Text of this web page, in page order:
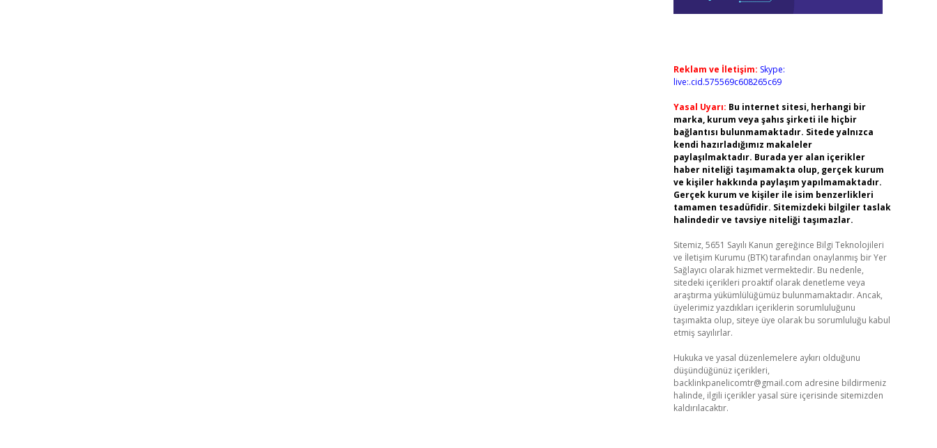
Reklam ve İletişim: Skype:
live:.cid.575569c608265c69
Yasal Uyarı: Bu internet sitesi, herhangi bir
marka, kurum veya şahıs şirketi ile hiçbir
bağlantısı bulunmamaktadır. Sitede yalnızca
kendi hazırladığımız makaleler
paylaşılmaktadır. Burada yer alan içerikler
haber niteliği taşımamakta olup, gerçek kurum
ve kişiler hakkında paylaşım yapılmamaktadır.
Gerçek kurum ve kişiler ile isim benzerlikleri
tamamen tesadüfidir. Sitemizdeki bilgiler taslak
halindedir ve tavsiye niteliği taşımazlar.
Sitemiz, 5651 Sayılı Kanun gereğince Bilgi Teknolojileri
ve İletişim Kurumu (BTK) tarafından onaylanmış bir Yer
Sağlayıcı olarak hizmet vermektedir. Bu nedenle,
sitedeki içerikleri proaktif olarak denetleme veya
araştırma yükümlülüğümüz bulunmamaktadır. Ancak,
üyelerimiz yazdıkları içeriklerin sorumluluğunu
taşımakta olup, siteye üye olarak bu sorumluluğu kabul
etmiş sayılırlar.
Hukuka ve yasal düzenlemelere aykırı olduğunu
düşündüğünüz içerikleri,
backlinkpanelicomtr@gmail.com adresine bildirmeniz
halinde, ilgili içerikler yasal süre içerisinde sitemizden
kaldırılacaktır.